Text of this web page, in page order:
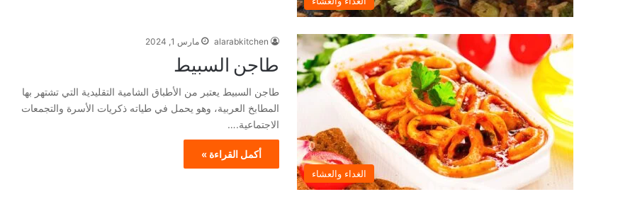
الغداء والعشاء
alarabkitchen مارس 1, 2024
طاجن السبيط
طاجن السبيط يعتبر من الأطباق الشامية التقليدية التي تشتهر بها
المطابخ العربية، وهو يحمل في طياته ذكريات الأسرة والتجمعات
الاجتماعية.…
أكمل القراءة »